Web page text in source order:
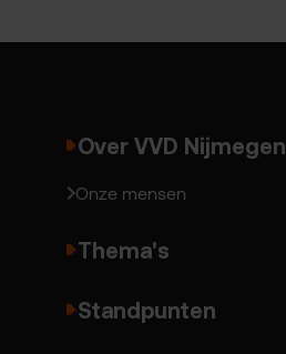
Over VVD Nijmegen
Onze mensen
Thema's
Standpunten